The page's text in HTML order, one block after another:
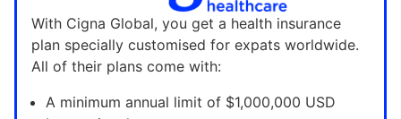
With Cigna Global, you get a health insurance
plan specially customised for expats worldwide.
All of their plans come with:
A minimum annual limit of $1,000,000 USD